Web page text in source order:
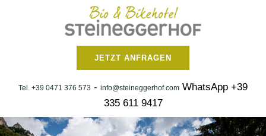
JETZT ANFRAGEN
Tel. +39 0471 376 573 - info@steineggerhof.com WhatsApp +39
335 611 9417